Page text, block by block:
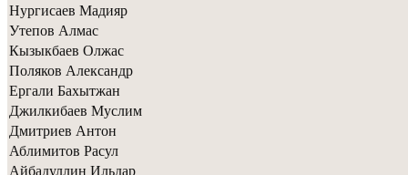
Нургисаев Мадияр
Утепов Алмас
Кызыкбаев Олжас
Поляков Александр
Ергали Бахытжан
Джилкибаев Муслим
Дмитриев Антон
Аблимитов Расул
Айбадуллин Ильдар